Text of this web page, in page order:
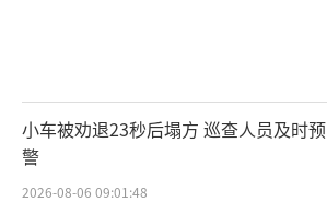
小车被劝退23秒后塌方 巡查人员及时预
警
2026-08-06 09:01:48